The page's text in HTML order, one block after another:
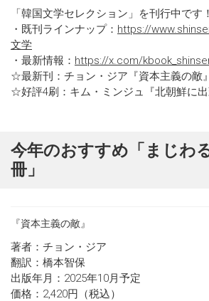
「韓国文学セレクション」を刊行中です！
・既刊ラインナップ： https://
文学
・最新情報： https://x.com/
☆最新刊：チョン・ジア『資本主義の敵
☆好評4刷：キム・ミンジュ『北朝鮮に
今年のおすすめ「まじわ
冊」
『資本主義の敵』
著者：チョン・ジア
翻訳：橋本智保
出版年月：2025年10月予定
価格：2,420円（税込）